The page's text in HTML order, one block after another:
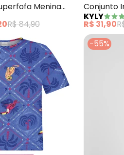
Menina
R$ 84,90
Conjunto
(Azul
KYLY
R$ 31,90
-55%